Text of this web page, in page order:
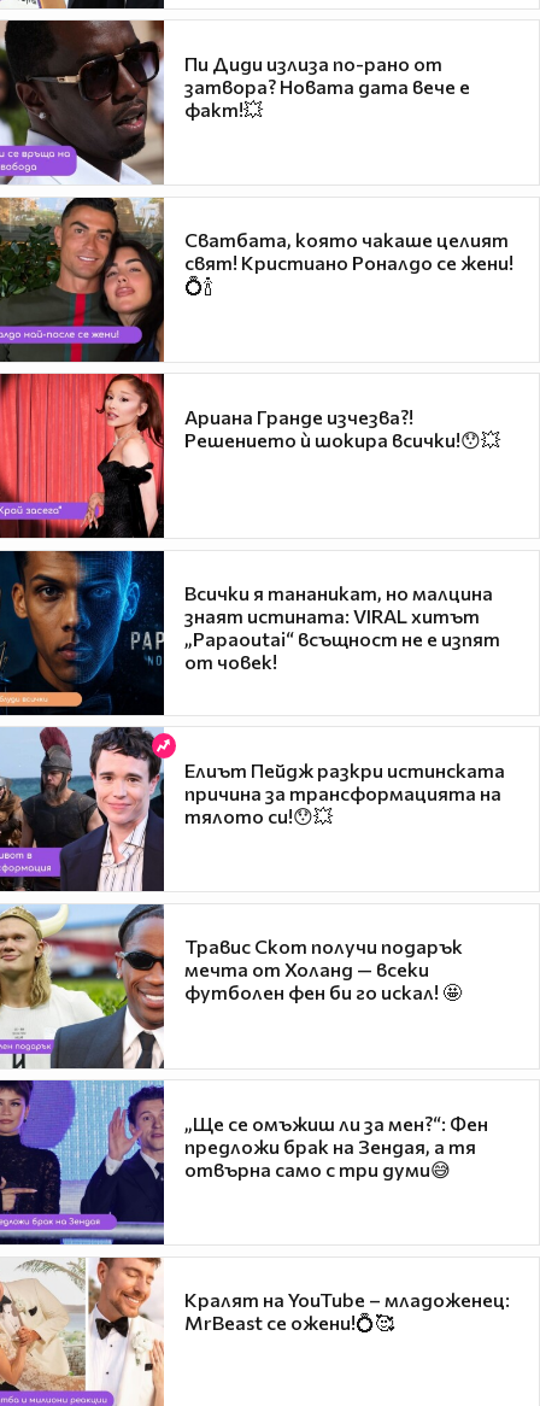
Пи Диди излиза по-рано от
затвора? Новата дата вече е
факт!💥
Сватбата, която чакаше целият
свят! Кристиано Роналдо се жени!
💍🍾
Ариана Гранде изчезва?!
Решението ѝ шокира всички!😯💥
Всички я тананикат, но малцина
знаят истината: VIRAL хитът
„Papaoutai“ всъщност не е изпят
от човек!
Елиът Пейдж разкри истинската
причина за трансформацията на
тялото си!😯💥
Травис Скот получи подарък
мечта от Холанд — всеки
футболен фен би го искал! 🤩
„Ще се омъжиш ли за мен?“: Фен
предложи брак на Зендая, а тя
отвърна само с три думи😅
Кралят на YouTube – младоженец:
MrBeast се ожени!💍🥰